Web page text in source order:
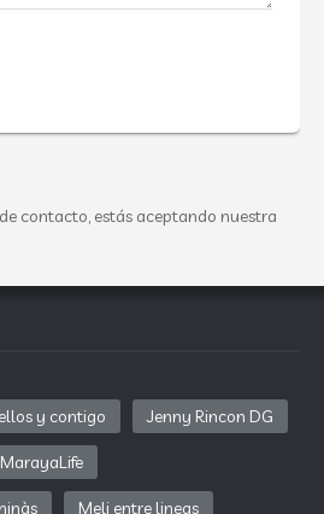
contacto, estás aceptando nuestra
y contigo Jenny Rincon DG
MarayaLife
Meli entre lineas